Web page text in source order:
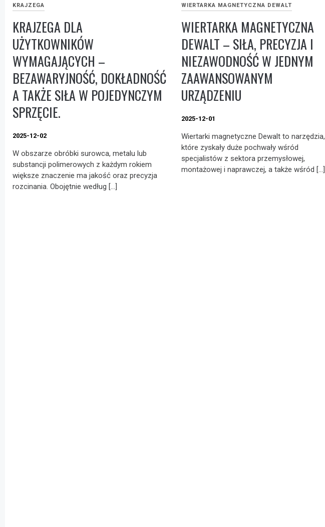
KRAJZEGA
KRAJZEGA DLA
UŻYTKOWNIKÓW
WYMAGAJĄCYCH –
BEZAWARYJNOŚĆ, DOKŁADNOŚĆ
A TAKŻE SIŁA W POJEDYNCZYM
SPRZĘCIE.
2025-12-02
W obszarze obróbki surowca, metalu lub
substancji polimerowych z każdym rokiem
większe znaczenie ma jakość oraz precyzja
rozcinania. Obojętnie według […]
WIERTARKA MAGNETYCZNA DEWALT
WIERTARKA MAGNETYCZNA
DEWALT – SIŁA, PRECYZJA I
NIEZAWODNOŚĆ W JEDNYM
ZAAWANSOWANYM
URZĄDZENIU
2025-12-01
Wiertarki magnetyczne Dewalt to narzędzia,
które zyskały duże pochwały wśród
specjalistów z sektora przemysłowej,
montażowej i naprawczej, a także wśród […]